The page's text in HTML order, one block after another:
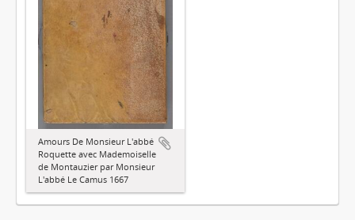
Amours De Monsieur L'abbé
Roquette avec Mademoiselle
de Montauzier par Monsieur
L'abbé Le Camus 1667